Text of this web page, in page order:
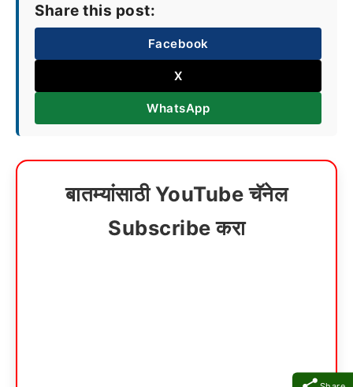
Share this post:
Facebook
X
WhatsApp
बातम्यांसाठी YouTube चॅनेल
Subscribe करा